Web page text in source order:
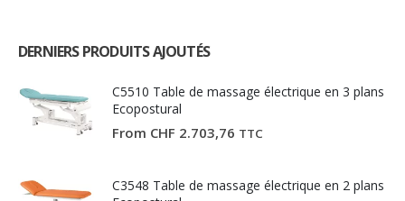
DERNIERS PRODUITS AJOUTÉS
C5510 Table de massage électrique en 3 plans
Ecopostural
From CHF 2.703,76 TTC
C3548 Table de massage électrique en 2 plans